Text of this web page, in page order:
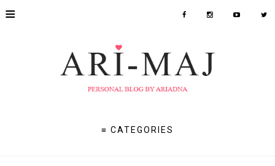
≡
≡ CATEGORIES